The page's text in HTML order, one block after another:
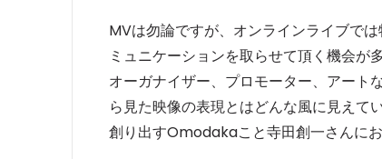
MVは勿論ですが、オンラインライブで
ミュニケーションを取らせて頂く機会が
オーガナイザー、プロモーター、アート
ら見た映像の表現とはどんな風に見えて
創り出すOmodakaこと寺田創一さんにお